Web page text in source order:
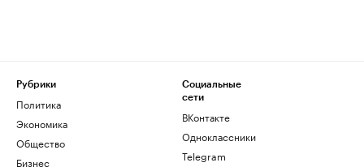
Рубрики
Политика
Экономика
Общество
Бизнес
Социальные
сети
ВКонтакте
Одноклассники
Telegram